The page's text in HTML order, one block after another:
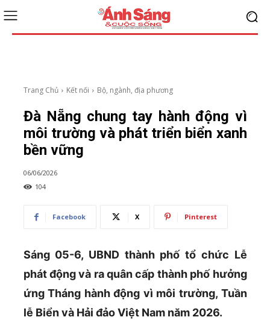
Trang Chủ Kết nối Bộ, ngành, địa phương
Đà Nẵng chung tay hành động vì
môi trường và phát triển biển xanh
bền vững
06/06/2026
104
Facebook X Pinterest
Sáng 05-6, UBND thành phố tổ chức Lễ
phát động và ra quân cấp thành phố hưởng
ứng Tháng hành động vì môi trường, Tuần
lễ Biển và Hải đảo Việt Nam năm 2026.